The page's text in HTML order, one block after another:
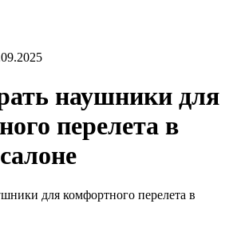
наушники для
перелета в